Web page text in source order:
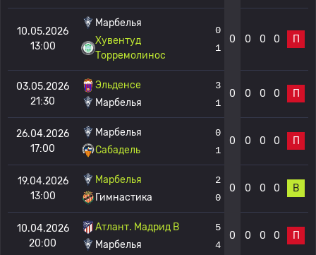
10.05.2026
13:00
Марбелья
Хувентуд
Торремолинос
0
1
0 0 0 0 П
03.05.2026
21:30
Эльденсе
Марбелья
3
1
0 0 0 0 П
26.04.2026
17:00
Марбелья
Сабадель
0
1
0 0 0 0 П
19.04.2026
13:00
Марбелья
Гимнастика
2
0
0 0 0 0 В
10.04.2026
20:00
Атлант. Мадрид B
Марбелья
5
4
0 0 0 0 П